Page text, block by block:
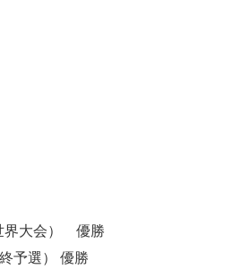
界大会） 優勝
予選） 優勝